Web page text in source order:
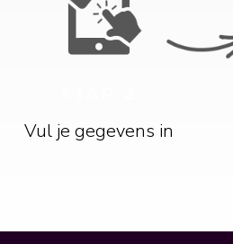
Vul je gegevens in